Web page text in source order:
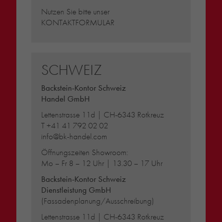
Nutzen Sie bitte unser
KONTAKTFORMULAR
SCHWEIZ
Backstein-Kontor Schweiz
Handel GmbH
Lettenstrasse 11d | CH-6343 Rotkreuz
T+41 41 792 02 02
info@bk-handel.com
Öffnungszeiten Showroom:
Mo – Fr 8 – 12 Uhr | 13.30 – 17 Uhr
Backstein-Kontor Schweiz
Dienstleistung GmbH
(Fassadenplanung/Ausschreibung)
Lettenstrasse 11d | CH-6343 Rotkreuz